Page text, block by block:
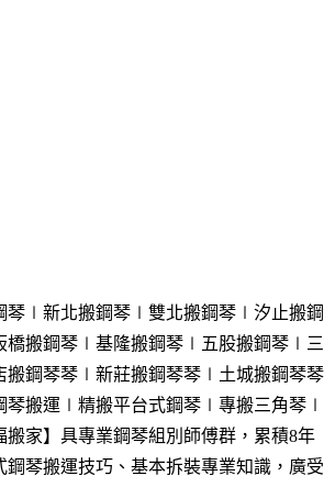
琴 ∣新北搬鋼琴 ∣雙北搬鋼琴 ∣汐止搬鋼
橋搬鋼琴∣基隆搬鋼琴∣五股搬鋼琴 ∣三
搬鋼琴琴∣新莊搬鋼琴琴∣土城搬鋼琴琴
琴搬運∣精搬平台式鋼琴∣專搬三角琴∣
搬家】具專業鋼琴組別師傅群，累積8年
鋼琴搬運技巧、基本拆裝專業知識，廣受